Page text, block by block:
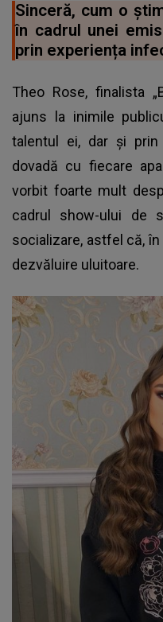
Sinceră, cum o
în cadrul unei
prin experiența
Theo Rose, finalista
ajuns la inimile
talentul ei, dar și
dovadă cu fiecare
vorbit foarte mult
cadrul show-ului de
socializare, astfel că,
dezvăluire uluitoare.